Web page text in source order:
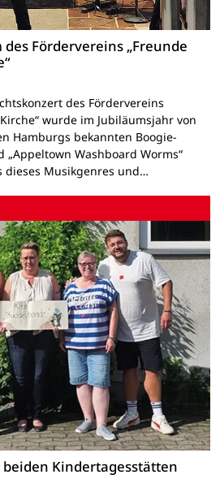
Fördervereins „Freunde
des Fördervereins
wurde im Jubiläumsjahr von
Hamburgs bekannten Boogie-
„Appeltown Washboard Worms“
dieses Musikgenres und…
Kindertagesstätten